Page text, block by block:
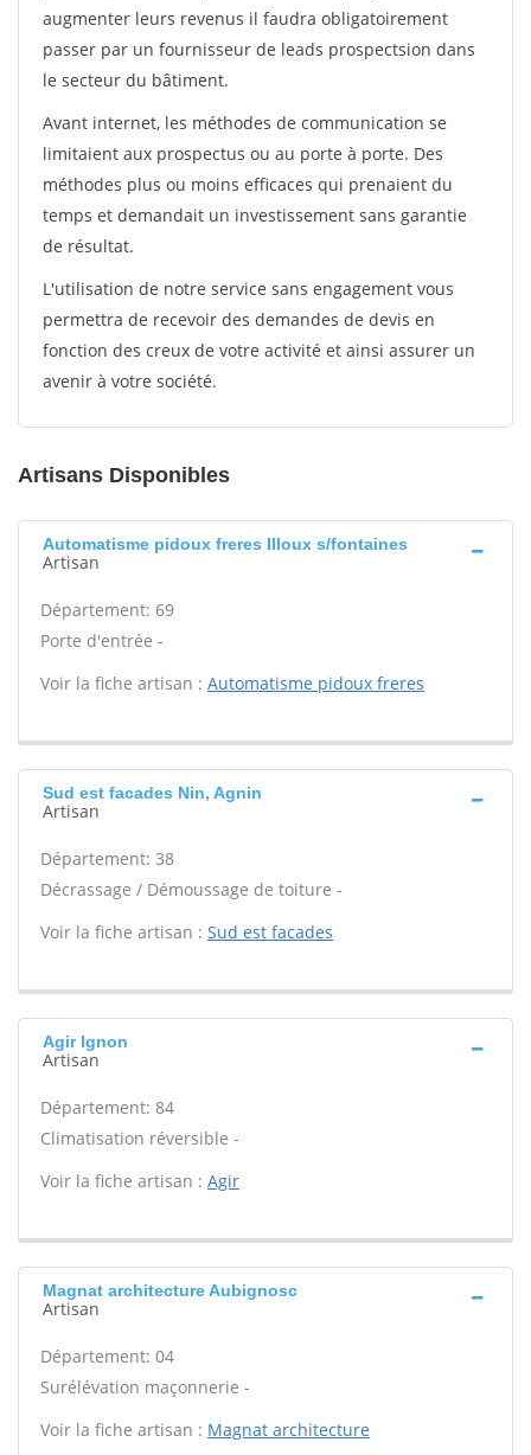
augmenter leurs revenus il faudra obligatoirement
passer par un fournisseur de leads prospectsion dans
le secteur du bâtiment.
Avant internet, les méthodes de communication se
limitaient aux prospectus ou au porte à porte. Des
méthodes plus ou moins efficaces qui prenaient du
temps et demandait un investissement sans garantie
de résultat.
L'utilisation de notre service sans engagement vous
permettra de recevoir des demandes de devis en
fonction des creux de votre activité et ainsi assurer un
avenir à votre société.
Artisans Disponibles
Automatisme pidoux freres Illoux s/fontaines
Artisan
Département: 69
Porte d'entrée -
Voir la fiche artisan : Automatisme pidoux freres
Sud est facades Nin, Agnin
Artisan
Département: 38
Décrassage / Démoussage de toiture -
Voir la fiche artisan : Sud est facades
Agir Ignon
Artisan
Département: 84
Climatisation réversible -
Voir la fiche artisan : Agir
Magnat architecture Aubignosc
Artisan
Département: 04
Surélévation maçonnerie -
Voir la fiche artisan : Magnat architecture